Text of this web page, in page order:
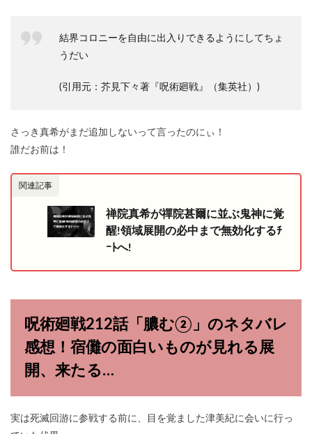
結界コロニーを自由に出入りできるようにしてちょ
うだい
(引用元：芥見下々著『呪術廻戦』（集英社）)
さっき真希がまだ追加しないって言ったのにぃ！
誰だお前は！
関連記事
禅院真希が禪院甚爾に並ぶ鬼神に覚
醒!領域展開の必中まで無効化するﾁ
ｰﾄへ!
呪術廻戦212話「膿む②」のネタバレ
感想！宿儺の面白いものが見れる展
開、来たる…
実は死滅回游に参戦する前に、目を覚ました津美紀に会いに行っ